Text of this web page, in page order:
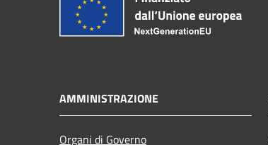
AMMINISTRAZIONE
Organi di Governo